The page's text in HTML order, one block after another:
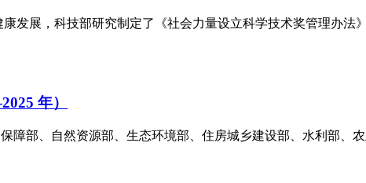
发展，科技部研究制定了《社会力量设立科学技术奖管理办法
年）
障部、自然资源部、生态环境部、住房城乡建设部、水利部、